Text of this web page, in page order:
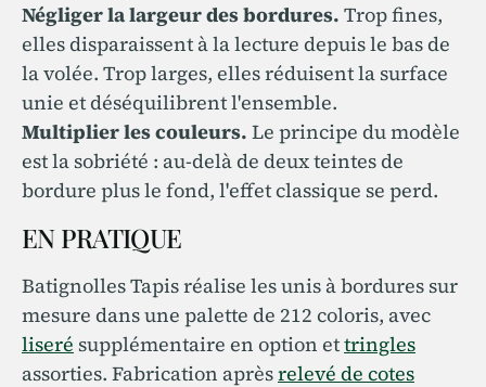
Négliger la largeur des bordures. Trop fines,
elles disparaissent à la lecture depuis le bas de
la volée. Trop larges, elles réduisent la surface
unie et déséquilibrent l'ensemble.
Multiplier les couleurs. Le principe du modèle
est la sobriété : au-delà de deux teintes de
bordure plus le fond, l'effet classique se perd.
EN PRATIQUE
Batignolles Tapis réalise les unis à bordures sur
mesure dans une palette de 212 coloris, avec
liseré supplémentaire en option ettringles
assorties. Fabrication aprèsrelevé de cotes